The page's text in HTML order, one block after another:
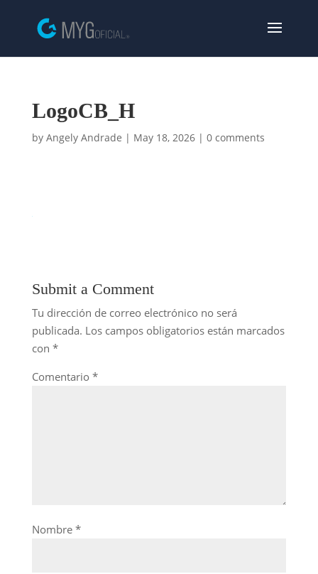
LogoCB_H
by Angely Andrade | May 18, 2026| 0 comments
Submit a Comment
Tu dirección de correo electrónico no será
publicada. Los campos obligatorios están marcados
con *
Comentario *
Nombre *